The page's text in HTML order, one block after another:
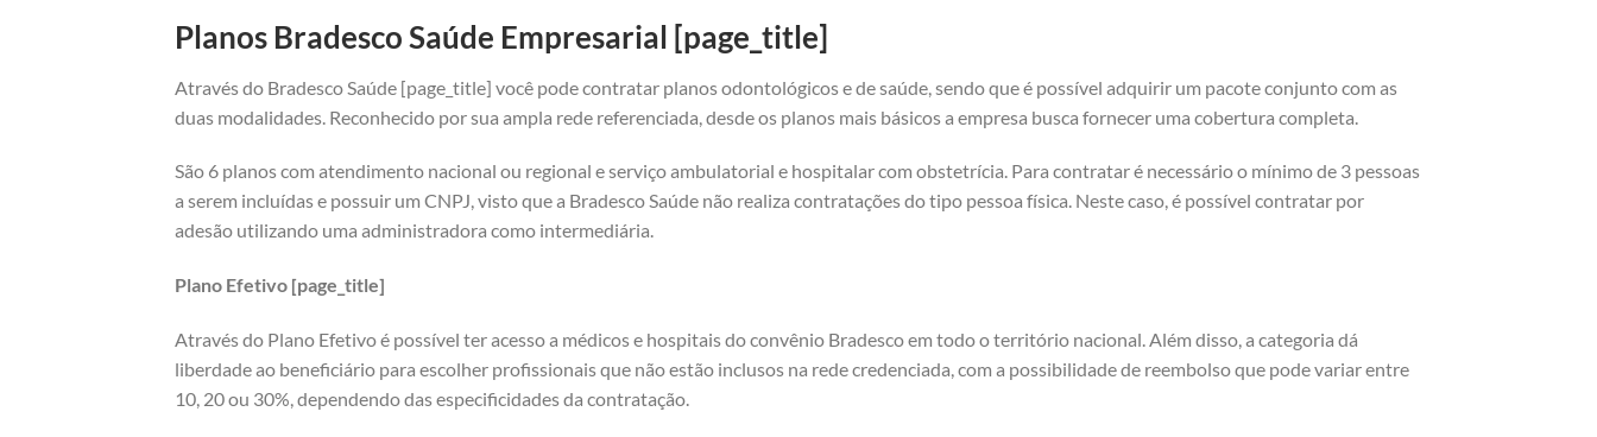
Planos Bradesco Saúde Empresarial [page_title]
Através do Bradesco Saúde [page_title] você pode contratar planos odontológicos e de saúde, sendo que é possível adquirir um pacote conjunto com as
duas modalidades. Reconhecido por sua ampla rede referenciada, desde os planos mais básicos a empresa busca fornecer uma cobertura completa.
São 6 planos com atendimento nacional ou regional e serviço ambulatorial e hospitalar com obstetrícia. Para contratar é necessário o mínimo de 3 pessoas
a serem incluídas e possuir um CNPJ, visto que a Bradesco Saúde não realiza contratações do tipo pessoa física. Neste caso, é possível contratar por
adesão utilizando uma administradora como intermediária.
Plano Efetivo [page_title]
Através do Plano Efetivo é possível ter acesso a médicos e hospitais do convênio Bradesco em todo o território nacional. Além disso, a categoria dá
liberdade ao beneficiário para escolher profissionais que não estão inclusos na rede credenciada, com a possibilidade de reembolso que pode variar entre
10, 20 ou 30%, dependendo das especificidades da contratação.